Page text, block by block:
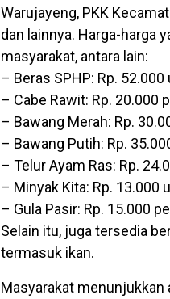
Warujayeng, PKK
dan lainnya. Harga-harga
masyarakat, antara lain:
– Beras SPHP: Rp.
– Cabe Rawit: Rp. 20.000
– Bawang Merah: Rp.
– Bawang Putih: Rp.
– Telur Ayam Ras: Rp.
– Minyak Kita: Rp. 13.000
– Gula Pasir: Rp. 15.000
Selain itu, juga tersedia
termasuk ikan.
Masyarakat